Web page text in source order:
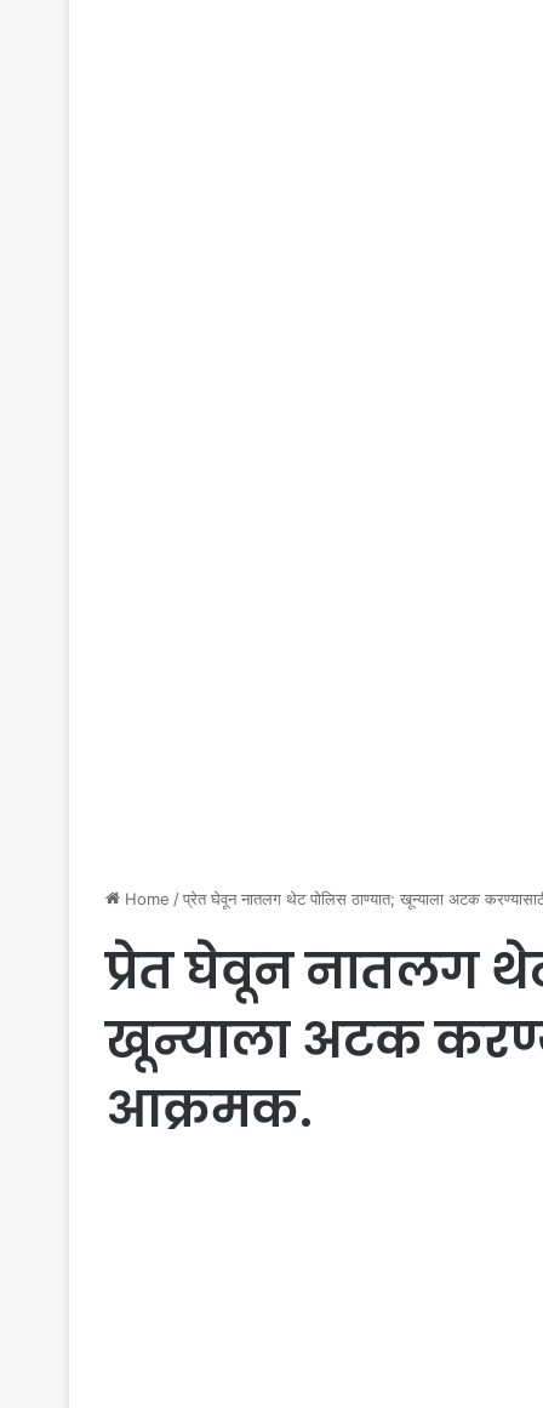
Home /प्रेत घेवून नातलग थेट पोलिस ठाण्यात; खून्याला अटक
प्रेत घेवून नातलग
खून्याला अटक
आक्रमक.